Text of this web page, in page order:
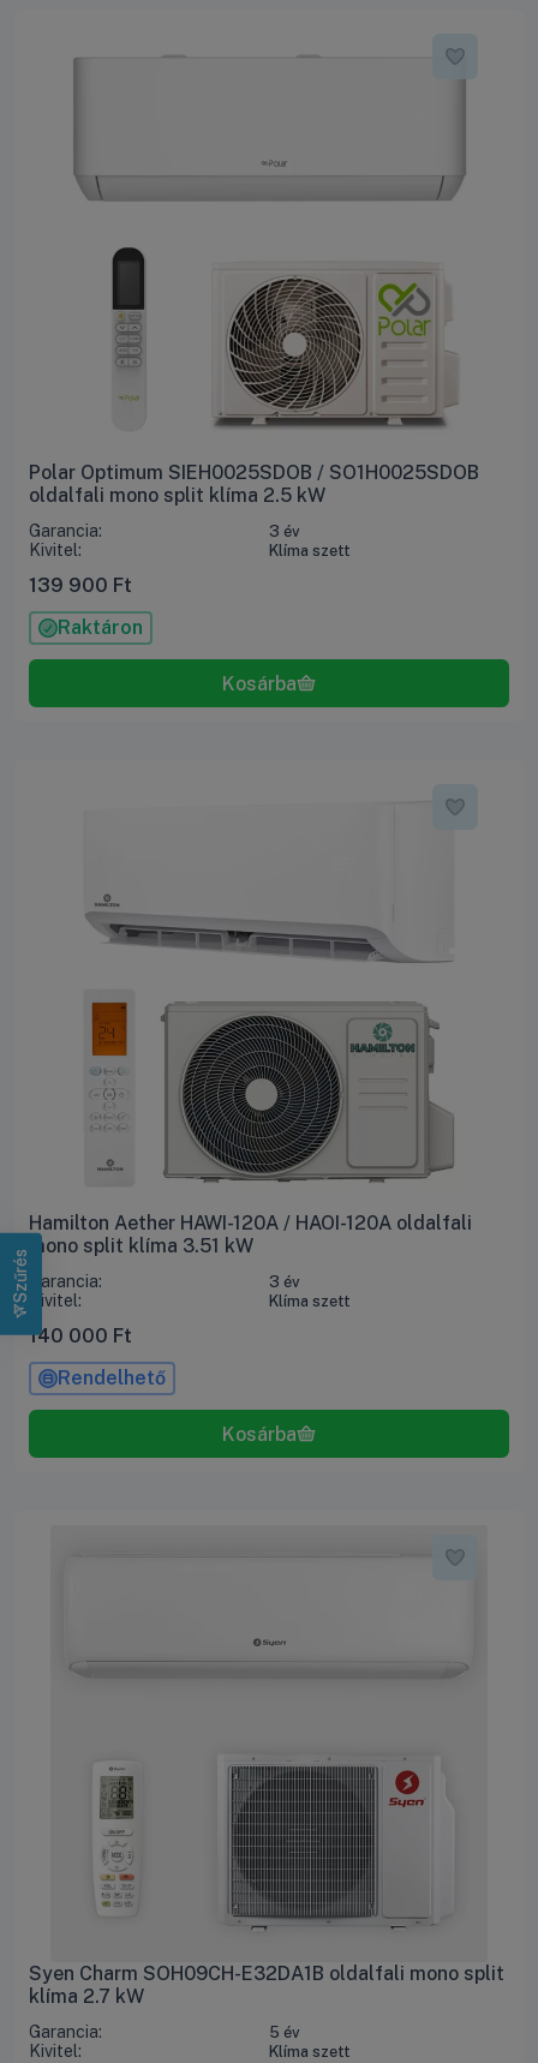
Szűrés
Polar Optimum SIEH0025SDOB / SO1H0025SDOB
oldalfali mono split klíma 2.5 kW
Garancia: 3 év
Kivitel: Klíma szett
139 900 Ft
Raktáron
Hamilton Aether HAWI-120A / HAOI-120A oldalfali
mono split klíma 3.51 kW
Garancia: 3 év
Kivitel: Klíma szett
140 000 Ft
Rendelhető
Syen Charm SOH09CH-E32DA1B oldalfali mono split
klíma 2.7 kW
Garancia: 5 év
Kivitel: Klíma szett